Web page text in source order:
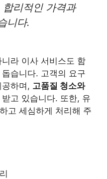
리적인 가격과
니다.
라 이사 서비스도 함
습니다. 고객의 요구
하며, 고품질 청소와
고 있습니다. 또한, 유
고 세심하게 처리해 주